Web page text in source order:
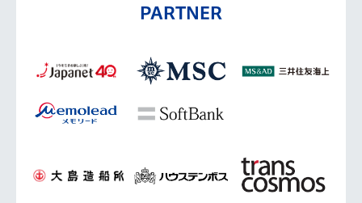
PARTNER